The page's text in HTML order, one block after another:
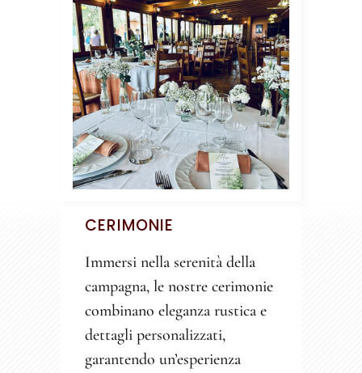
CERIMONIE
Immersi nella serenità della
campagna, le nostre cerimonie
combinano eleganza rustica e
dettagli personalizzati,
garantendo un’esperienza